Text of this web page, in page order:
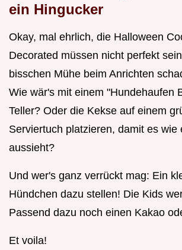
ein Hingucker
Okay, mal ehrlich, die Halloween
Decorated müssen nicht perfekt
bisschen Mühe beim Anrichten
Wie wär's mit einem "Hundehaufen
Teller? Oder die Kekse auf einem
Serviertuch platzieren, damit es wie
aussieht?
Und wer's ganz verrückt mag: Ein
Hündchen dazu stellen! Die Kids
Passend dazu noch einen Kakao
Et voila!